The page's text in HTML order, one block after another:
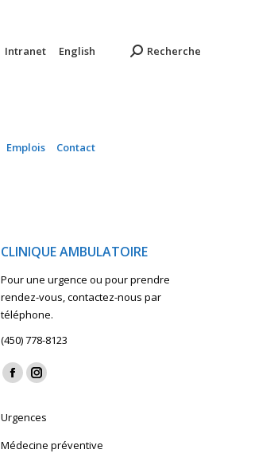
Intranet English Recherche
Emplois Contact
CLINIQUE AMBULATOIRE
Pour une urgence ou pour prendre
rendez-vous, contactez-nous par
téléphone.
(450) 778-8123
Find us on:
Facebook
opens
in
Instagram
opens
in
Urgences
Médecine préventive